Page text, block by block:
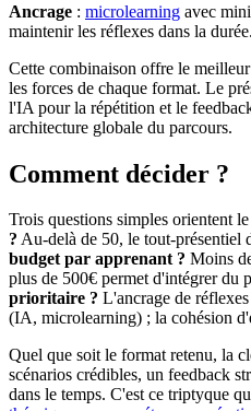
Ancrage : microlearning avec
maintenir les réflexes dans la durée.
Cette combinaison offre le
les forces de chaque format. Le
l'IA pour la répétition et le
architecture globale du parcours.
Comment décider ?
Trois questions simples orientent
? Au-delà de 50, le tout-présentiel
budget par apprenant ? Moins
plus de 500€ permet d'intégrer du
prioritaire ? L'ancrage de
(IA, microlearning) ; la cohésion
Quel que soit le format retenu, la
scénarios crédibles, un feedback
dans le temps. C'est ce triptyque